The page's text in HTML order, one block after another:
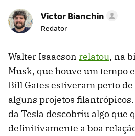
Victor Bianchin
Redator
Walter Isaacson relatou, na
Musk, que houve um tempo
Bill Gates estiveram perto
alguns projetos filantrópicos.
da Tesla descobriu algo que
definitivamente a boa